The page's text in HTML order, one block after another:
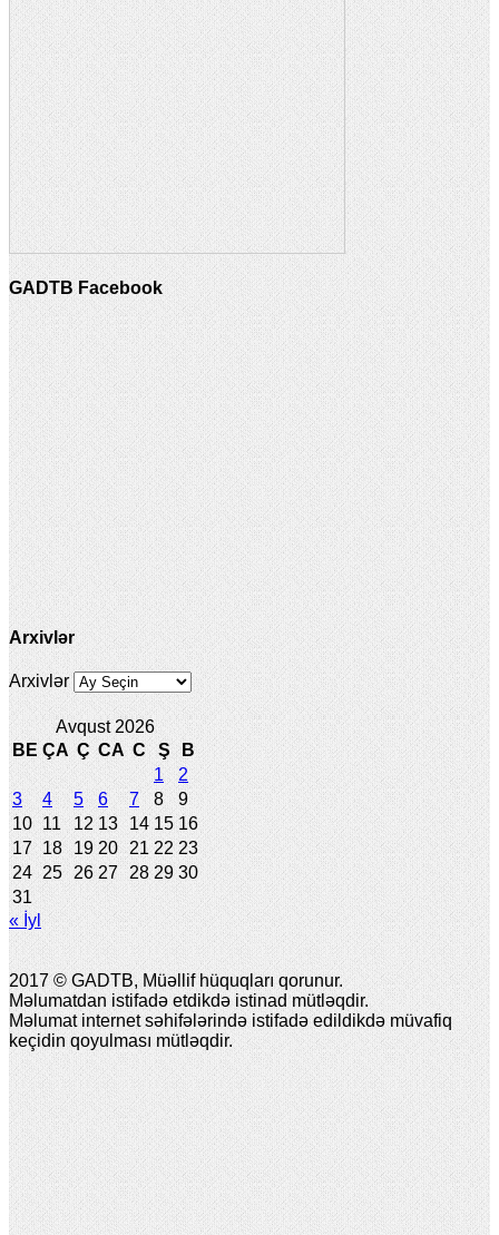
GADTB Facebook
Arxivlər
Arxivlər
Avqust 2026
BE ÇA Ç CA C Ş
B
1
2
3
4 5 6 7 8
9
10 11 12 13 14 15 16
17 18 19 20 21 22 23
24 25 26 27 28 29 30
31
« İyl
2017 © GADTB, Müəllif hüquqları qorunur.
Məlumatdan istifadə etdikdə istinad mütləqdir.
Məlumat internet səhifələrində istifadə edildikdə müvafiq
keçidin qoyulması mütləqdir.